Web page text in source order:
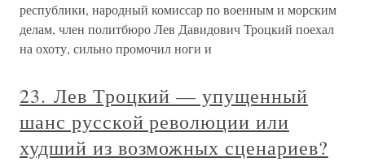
республики, народный комиссар по военным и морским
делам, член политбюро Лев Давидович Троцкий поехал
на охоту, сильно промочил ноги и
23. Лев Троцкий — упущенный
шанс русской революции или
худший из возможных сценариев?